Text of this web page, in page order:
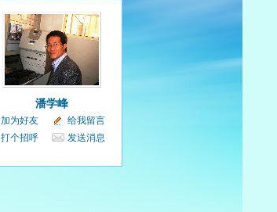
潘学峰
加为好友
给我留言
打个招呼
发送消息